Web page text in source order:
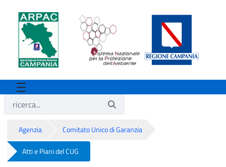
Agenzia Comitato Unico di Garanzia
Atti e Piani del CUG